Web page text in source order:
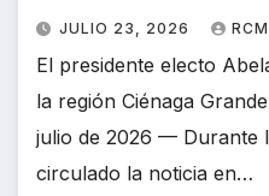
JULIO 23, 2026
El presidente electo
la región Ciénaga
julio de 2026 — Durante
circulado la noticia en…